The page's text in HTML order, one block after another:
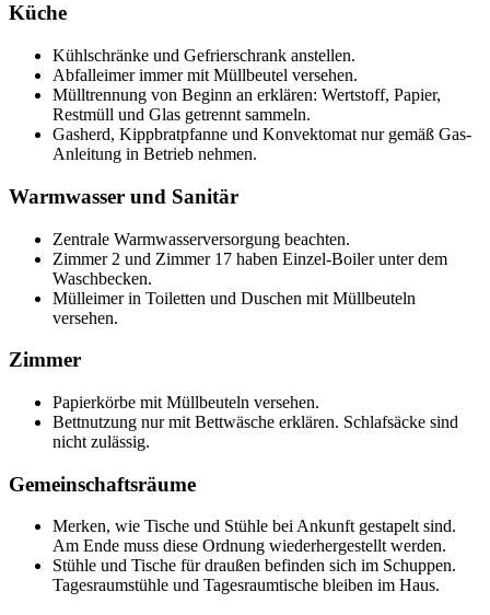
Küche
Kühlschränke und Gefrierschrank anstellen.
Abfalleimer immer mit Müllbeutel versehen.
Mülltrennung von Beginn an erklären: Wertstoff, Papier,
Restmüll und Glas getrennt sammeln.
Gasherd, Kippbratpfanne und Konvektomat nur gemäß Gas-
Anleitung in Betrieb nehmen.
Warmwasser und Sanitär
Zentrale Warmwasserversorgung beachten.
Zimmer 2 und Zimmer 17 haben Einzel-Boiler unter dem
Waschbecken.
Mülleimer in Toiletten und Duschen mit Müllbeuteln
versehen.
Zimmer
Papierkörbe mit Müllbeuteln versehen.
Bettnutzung nur mit Bettwäsche erklären. Schlafsäcke sind
nicht zulässig.
Gemeinschaftsräume
Merken, wie Tische und Stühle bei Ankunft gestapelt sind.
Am Ende muss diese Ordnung wiederhergestellt werden.
Stühle und Tische für draußen befinden sich im Schuppen.
Tagesraumstühle und Tagesraumtische bleiben im Haus.